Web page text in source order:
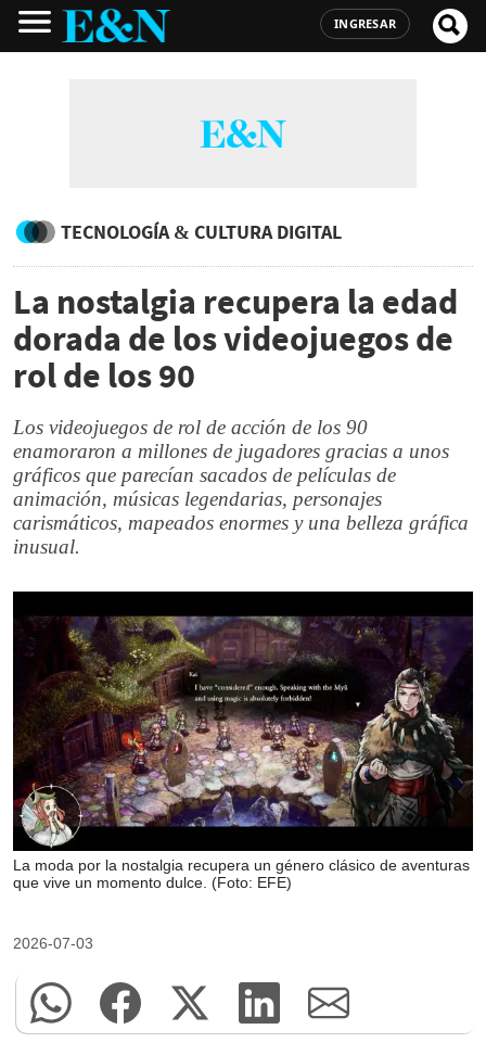
INGRESAR
TECNOLOGÍA & CULTURA DIGITAL
La nostalgia recupera la edad
dorada de los videojuegos de
rol de los 90
Los videojuegos de rol de acción de los 90
enamoraron a millones de jugadores gracias a unos
gráficos que parecían sacados de películas de
animación, músicas legendarias, personajes
carismáticos, mapeados enormes y una belleza gráfica
inusual.
La moda por la nostalgia recupera un género clásico de aventuras
que vive un momento dulce. (Foto: EFE)
2026-07-03